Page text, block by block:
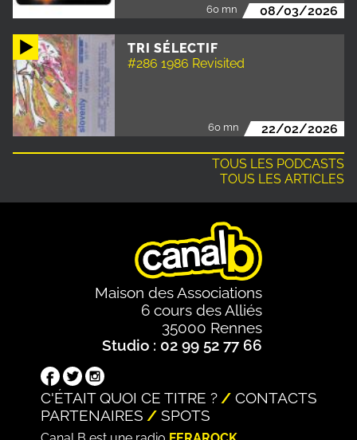
60 mn 08/03/2026
TRI SÉLECTIF
#286 1986 Revisited
60 mn 22/02/2026
TOUS LES PODCASTS
TOUS LES ARTICLES
Maison des Associations
6 cours des Alliés
35000 Rennes
Studio : 02 99 52 77 66
C'ÉTAIT QUOI CE TITRE ?
CONTACTS
PARTENAIRES
SPOTS